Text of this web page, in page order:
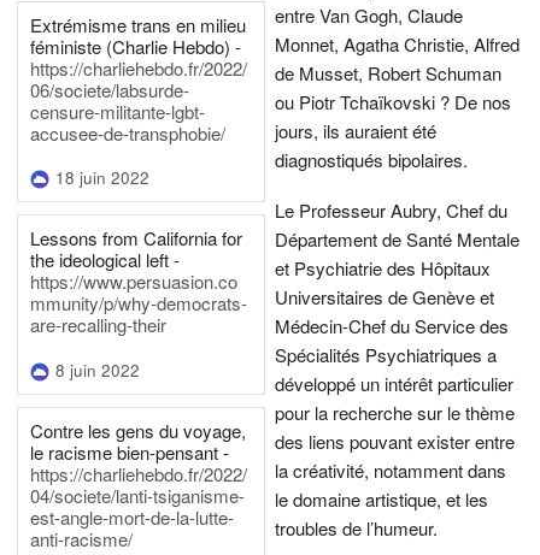
Extrémisme trans en milieu
féministe (Charlie Hebdo) -
https://charliehebdo.fr/2022/
06/societe/labsurde-
censure-militante-lgbt-
accusee-de-transphobie/
18 juin 2022
Lessons from California for
the ideological left -
https://www.persuasion.co
mmunity/p/why-democrats-
are-recalling-their
8 juin 2022
Contre les gens du voyage,
le racisme bien-pensant -
https://charliehebdo.fr/2022/
04/societe/lanti-tsiganisme-
est-angle-mort-de-la-lutte-
anti-racisme/
entre Van Gogh, Claude
Monnet, Agatha Christie, Alfred
de Musset, Robert Schuman
ou Piotr Tchaïkovski ? De nos
jours, ils auraient été
diagnostiqués bipolaires.
Le Professeur Aubry, Chef du
Département de Santé Mentale
et Psychiatrie des Hôpitaux
Universitaires de Genève et
Médecin-Chef du Service des
Spécialités Psychiatriques a
développé un intérêt particulier
pour la recherche sur le thème
des liens pouvant exister entre
la créativité, notamment dans
le domaine artistique, et les
troubles de l’humeur.